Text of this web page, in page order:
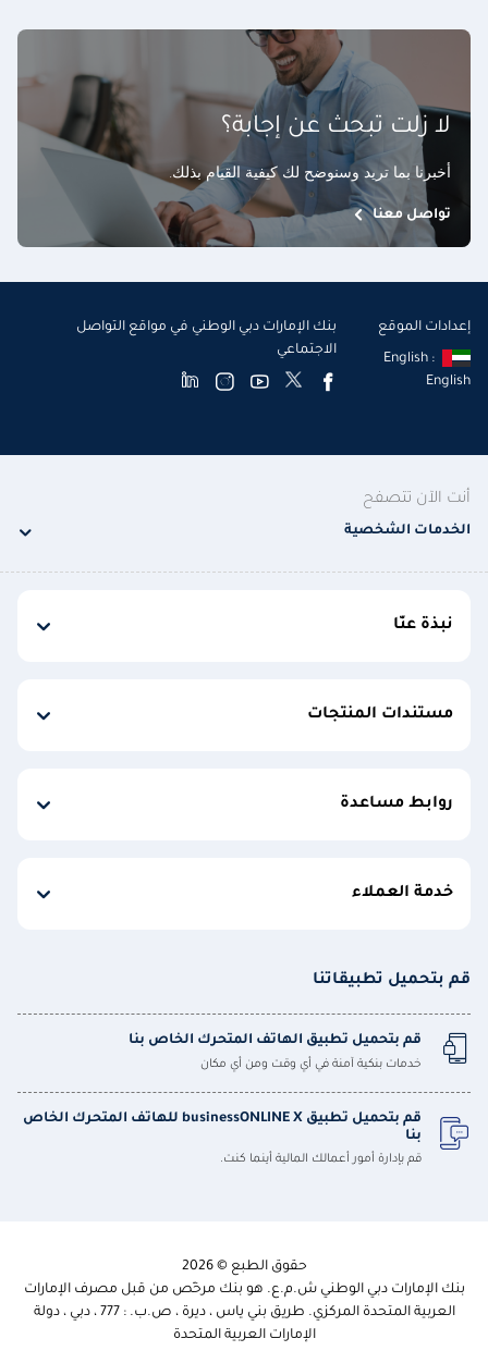
لا زلت تبحث عن إجابة؟
أخبرنا بما تريد وسنوضح لك كيفية القيام بذلك.
تواصل معنا
إعدادات الموقع
English :
English
بنك الإمارات دبي الوطني في مواقع التواصل
الاجتماعي
أنت الآن تتصفح
الخدمات الشخصية
نبذة عنّا
مستندات المنتجات
روابط مساعدة
خدمة العملاء
قم بتحميل تطبيقاتنا
قم بتحميل تطبيق الهاتف المتحرك الخاص بنا
خدمات بنكية آمنة في أي وقت ومن أي مكان
قم بتحميل تطبيق businessONLINE X للهاتف المتحرك الخاص
بنا
قم بإدارة أمور أعمالك المالية أينما كنت.
حقوق الطبع © 2026
بنك الإمارات دبي الوطني ش.م.ع. هو بنك مرخّص من قبل مصرف الإمارات
العربية المتحدة المركزي. طريق بني ياس ، ديرة ، ص.ب. : 777 ، دبي ، دولة
الإمارات العربية المتحدة